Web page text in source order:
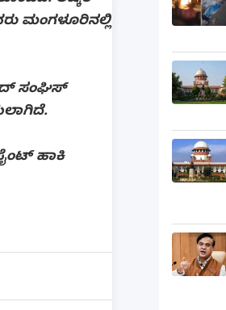
ಮಂಗಳೂರಿನಲ್ಲಿ
ಸಂಘಿಸ್
ಹಾಕಿ